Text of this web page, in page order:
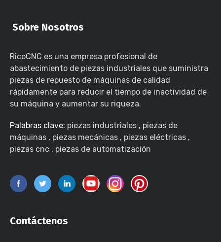
Sobre Nosotros
RicoCNC es una empresa profesional de
abastecimiento de piezas industriales que suministra
piezas de repuesto de máquinas de calidad
rápidamente para reducir el tiempo de inactividad de
su máquina y aumentar su riqueza.
Palabras clave: piezas industriales , piezas de
máquinas , piezas mecánicas , piezas eléctricas ,
piezas cnc , piezas de automatización
Contáctenos